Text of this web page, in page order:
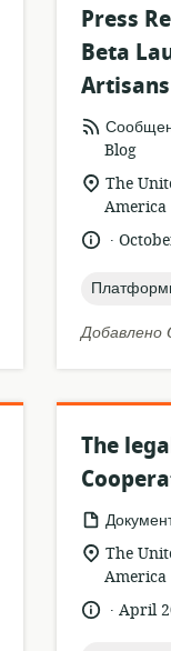
Press
Beta
формат
ресурса:
Blog
актуальное
The
America
язык:.
topic:
Добавлено
The
формат
ресурса:
актуальное
The
America
язык:. April